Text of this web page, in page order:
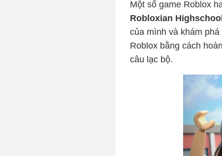
Một số game Roblox
Robloxian Highschool
của mình và khám
Roblox bằng cách
câu lạc bộ.